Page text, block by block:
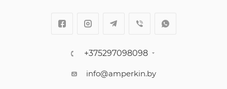
+375297098098
info@amperkin.by